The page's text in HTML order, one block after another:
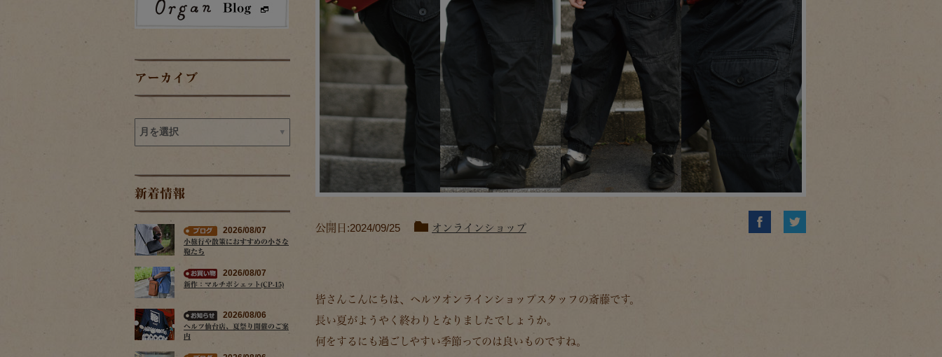
アーカイブ
新着情報
2026/08/07
小旅行や散策におすすめの小さな
鞄たち
2026/08/07
新作：マルチポシェット(CP-15)
2026/08/06
ヘルツ仙台店、夏祭り開催のご案
内
公開日:2024/09/25 オンラインショップ
皆さんこんにちは、ヘルツオンラインショップスタッフの斎藤です。
長い夏がようやく終わりとなりましたでしょうか。
何をするにも過ごしやすい季節ってのは良いものですね。